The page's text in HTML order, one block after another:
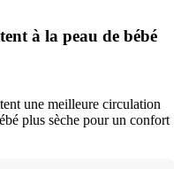
à la peau de bébé
une meilleure circulation
plus sèche pour un confort